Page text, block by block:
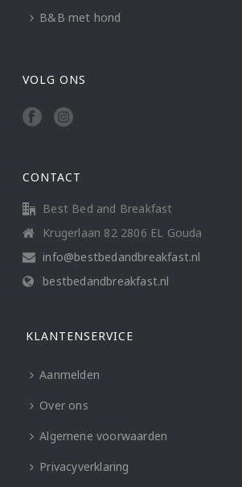
B&B met hond
VOLG ONS
CONTACT
Best Bed and Breakfast
Krugerlaan 82 2806 EL Gouda
info@bestbedandbreakfast.nl
bestbedandbreakfast.nl
KLANTENSERVICE
Aanmelden
Over ons
Algemene voorwaarden
Privacyverklaring